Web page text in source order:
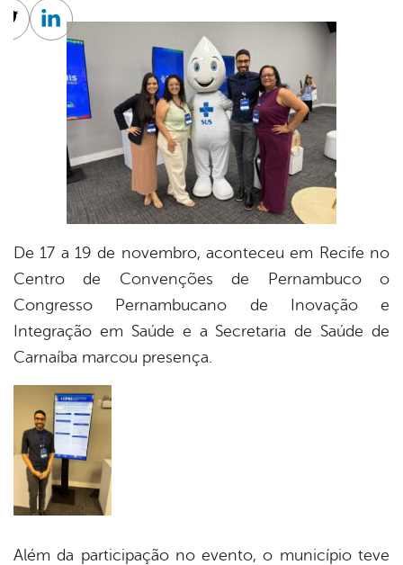
De 17 a 19 de novembro, aconteceu em Recife no
Centro de Convenções de Pernambuco o
Congresso Pernambucano de Inovação e
Integração em Saúde e a Secretaria de Saúde de
Carnaíba marcou presença.
Além da participação no evento, o município teve
TwitterLinkedin